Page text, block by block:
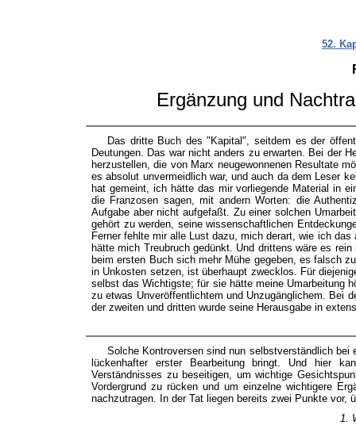
52.
Ergänzung und
Das dritte Buch des "Kapital", seitdem es der
Deutungen. Das war nicht anders zu erwarten. Bei der
herzustellen, die von Marx neugewonnenen Resultate
es absolut unvermeidlich war, und auch da dem Leser
hat gemeint, ich hätte das mir vorliegende Material in
die Franzosen sagen, mit andern Worten: die
Aufgabe aber nicht aufgefaßt. Zu einer solchen
gehört zu werden, seine wissenschaftlichen
Ferner fehlte mir alle Lust dazu, mich derart, wie ich
hätte mich Treubruch gedünkt. Und drittens wäre es
beim ersten Buch sich mehr Mühe gegeben, es falsch
in Unkosten setzen, ist überhaupt zwecklos. Für
selbst das Wichtigste; für sie hätte meine Umarbeitung
zu etwas Unveröffentlichtem und Unzugänglichem. Bei
der zweiten und dritten wurde seine Herausgabe in
Solche Kontroversen sind nun selbstverständlich
lückenhafter erster Bearbeitung bringt. Und hier
Verständnisses zu beseitigen, um wichtige
Vordergrund zu rücken und um einzelne wichtigere
nachzutragen. In der Tat liegen bereits zwei Punkte vor,
1.